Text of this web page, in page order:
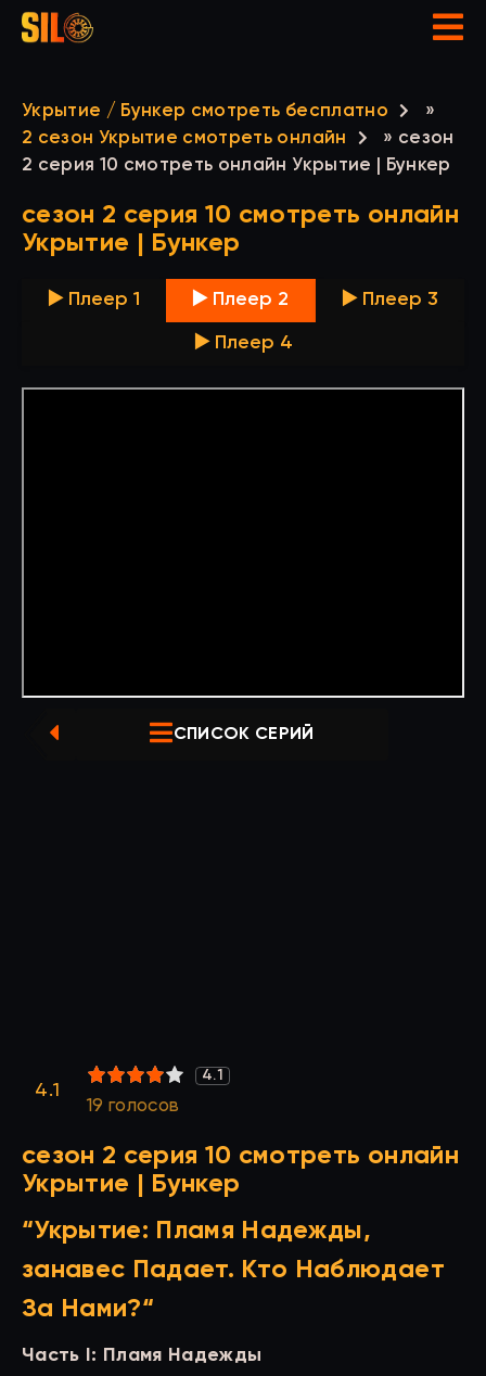
Укрытие / Бункер смотреть бесплатно
»
2 сезон Укрытие смотреть онлайн
» сезон
2 серия 10 смотреть онлайн Укрытие | Бункер
сезон 2 серия 10 смотреть онлайн
Укрытие | Бункер
▶️ Плеер 1 ▶️ Плеер 2 ▶️ Плеер 3
▶️ Плеер 4
СПИСОК СЕРИЙ
4.1
4.1
19 голосов
сезон 2 серия 10 смотреть онлайн
Укрытие | Бункер
“Укрытие: Пламя Надежды,
занавес Падает. Кто Наблюдает
За Нами?“
Часть I: Пламя Надежды